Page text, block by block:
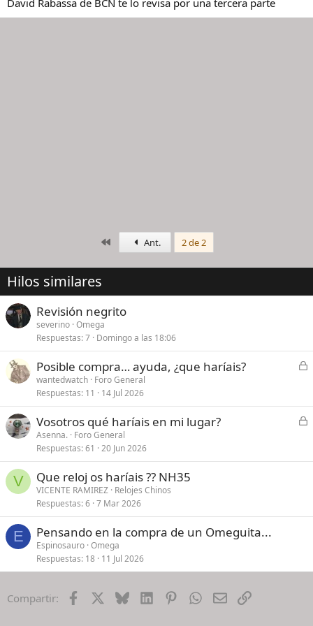
PrimeroAnt. 2 de 2
Hilos similares
Revisión negrito
severino Omega
Respuestas 7 Domingo a las 18:06
C
r
a
Posible compra… ayuda, ¿que haríais?
wantedwatch Foro General
Respuestas 11 14 Jul 2026
C
r
Vosotros qué haríais en mi lugar?
Asenna. Foro General
Respuestas 61 20 Jun 2026
V Que reloj os haríais ?? NH35
VICENTE RAMIREZ Relojes Chinos
Respuestas 6 7 Mar 2026
E Pensando en la compra de un Omeguita...
Espinosauro Omega
Respuestas 18 11 Jul 2026
Compartir: Facebook BlueskyLinkedInPinterestWhatsApp
EmailEnlace